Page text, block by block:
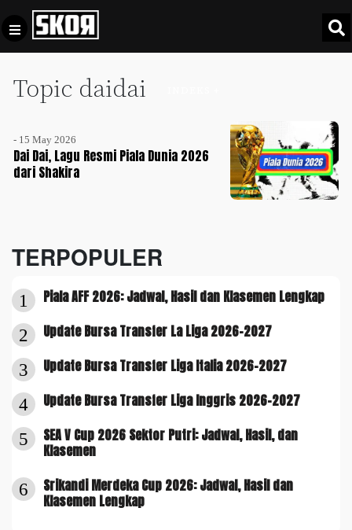
Topic daidai
- 15 May 2026
Dai Dai, Lagu Resmi Piala Dunia 2026
dari Shakira
TERPOPULER
1 Piala AFF 2026: Jadwal, Hasil dan Klasemen Lengkap
2 Update Bursa Transfer La Liga 2026-2027
3 Update Bursa Transfer Liga Italia 2026-2027
4 Update Bursa Transfer Liga Inggris 2026-2027
5
SEA V Cup 2026 Sektor Putri: Jadwal, Hasil, dan
Klasemen
6
Srikandi Merdeka Cup 2026: Jadwal, Hasil dan
Klasemen Lengkap
Football +
Culture
Indonesia
SKOR
SPECIAL
Video
Privacy
Pedoman
Pemberitaan
Media
Tentang